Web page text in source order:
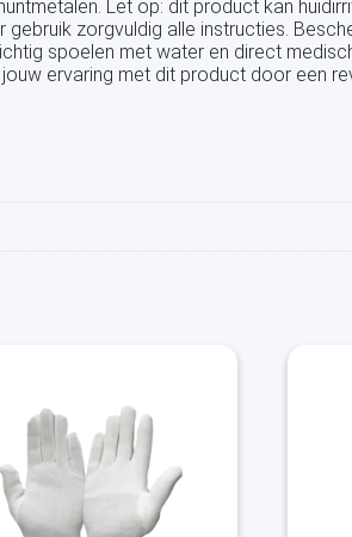
Let op: dit product kan
zorgvuldig alle instructies.
spoelen met water en direct
ervaring met dit product door een